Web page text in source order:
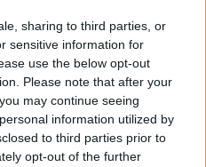
sharing to third parties, or
sensitive information for
use the below opt-out
Please note that after your
may continue seeing
information utilized by
to third parties prior to
opt-out of the further